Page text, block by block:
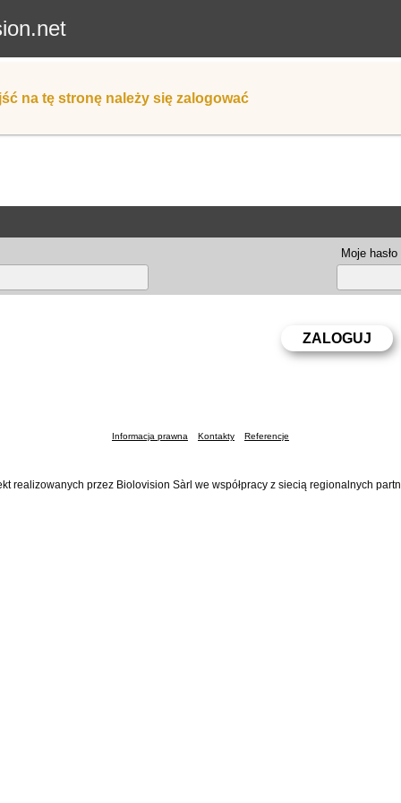
na tę stronę należy się zalogować
Moje hasło
Informacja prawna Kontakty Referencje
realizowanych przez Biolovision Sàrl we współpracy z siecią regionalnych